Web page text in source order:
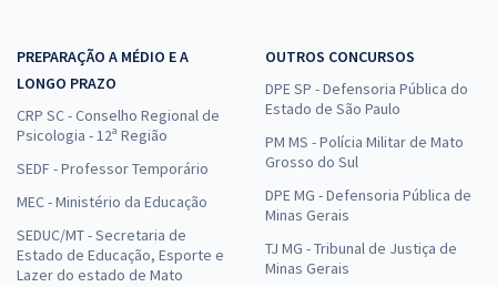
PREPARAÇÃO A MÉDIO E A
LONGO PRAZO
CRP SC - Conselho Regional de
Psicologia - 12ª Região
SEDF - Professor Temporário
MEC - Ministério da Educação
SEDUC/MT - Secretaria de
Estado de Educação, Esporte e
Lazer do estado de Mato
OUTROS CONCURSOS
DPE SP - Defensoria Pública do
Estado de São Paulo
PM MS - Polícia Militar de Mato
Grosso do Sul
DPE MG - Defensoria Pública de
Minas Gerais
TJ MG - Tribunal de Justiça de
Minas Gerais